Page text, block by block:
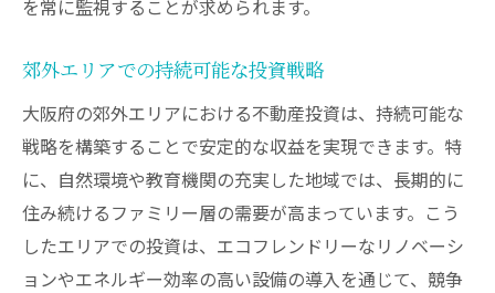
を常に監視することが求められます。
郊外エリアでの持続可能な投資戦略
大阪府の郊外エリアにおける不動産投資は、持続可能な
戦略を構築することで安定的な収益を実現できます。特
に、自然環境や教育機関の充実した地域では、長期的に
住み続けるファミリー層の需要が高まっています。こう
したエリアでの投資は、エコフレンドリーなリノベーシ
ョンやエネルギー効率の高い設備の導入を通じて、競争